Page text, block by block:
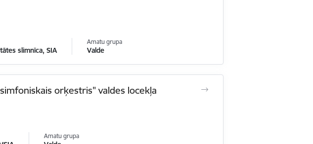
slimnīca, SIA
Amatu grupa
Valde
orķestris" valdes locekļa
Amatu grupa